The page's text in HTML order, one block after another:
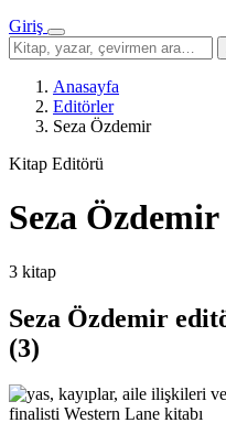
Giriş
Menü
Sitede
ara
Anasayfa
Editörler
Seza Özdemir
Kitap Editörü
Seza Özdemir
3 kitap
Seza Özdemir
(3)